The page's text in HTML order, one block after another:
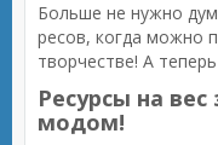
Больше не нужно
ресов, когда можно
творчестве! А
Ресурсы на
модом!